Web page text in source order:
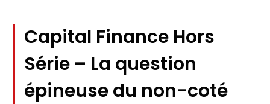
Capital Finance Hors
Série – La question
épineuse du non-coté